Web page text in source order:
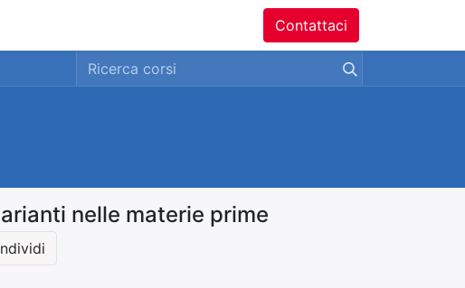
Contattaci
nelle materie prime